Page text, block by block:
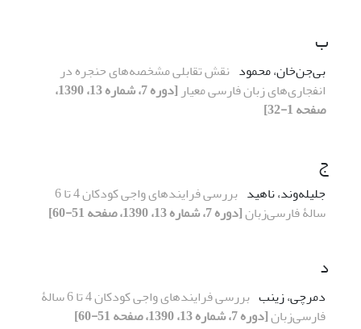
ب
بی‌جن‌خان، محمود نقش تقابلی مشخصه‌های حنجره در
انفجاری‌های زبان فارسی معیار
[دوره 7، شماره 13، 1390،
صفحه 1-32]
ج
جلیله‌وند، ناهید
بررسی فرایندهای واجی کودکان 4 تا 6
سالۀ فارسی‌زبان[دوره 7، شماره 13، 1390، صفحه 51-60]
د
دمرچی، زینب
بررسی فرایندهای واجی کودکان 4 تا 6 سالۀ
فارسی‌زبان[دوره 7، شماره 13، 1390، صفحه 51-60]